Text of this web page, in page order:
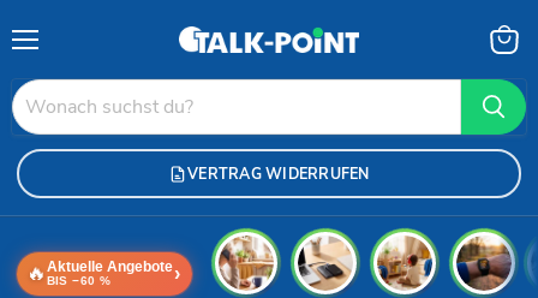
VERTRAG WIDERRUFEN
🔥 Aktuelle Angebote
BIS −60 % ›